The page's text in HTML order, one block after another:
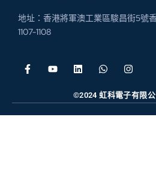
地址：香港將軍澳工業區駿昌街5號
1107-1108
©2024 虹科電子有限